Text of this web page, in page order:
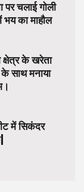
पर चलाई गोली
भय का माहौल
के खरेता
के साथ मनाया
में सिकंदर